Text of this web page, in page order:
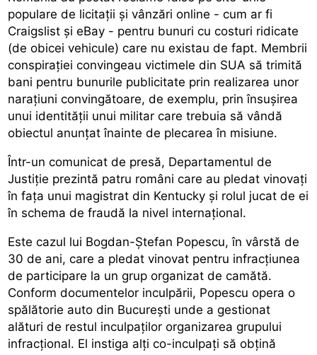
populare de licitații și vânzări online - cum ar fi
Craigslist și eBay - pentru bunuri cu costuri ridicate
(de obicei vehicule) care nu existau de fapt. Membrii
conspirației convingeau victimele din SUA să trimită
bani pentru bunurile publicitate prin realizarea unor
narațiuni convingătoare, de exemplu, prin însușirea
unui identității unui militar care trebuia să vândă
obiectul anunțat înainte de plecarea în misiune.
Într-un comunicat de presă, Departamentul de
Justiție prezintă patru români care au pledat vinovați
în fața unui magistrat din Kentucky și rolul jucat de ei
în schema de fraudă la nivel internațional.
Este cazul lui Bogdan-Ștefan Popescu, în vârstă de
30 de ani, care a pledat vinovat pentru infracțiunea
de participare la un grup organizat de camătă.
Conform documentelor inculpării, Popescu opera o
spălătorie auto din București unde a gestionat
alături de restul inculpaților organizarea grupului
infracțional. El instiga alți co-inculpați să obțină